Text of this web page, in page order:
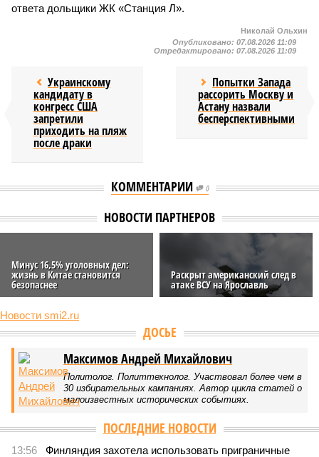
ответа дольщики ЖК «Станция Л».
Николай Ольхин
Опубликовано: 07.08.2026 11:09
Отредактировано: 07.08.2026 11:09
Украинскому
кандидату в
конгресс США
запретили
приходить на пляж
после драки
Попытки Запада
рассорить Москву и
Астану назвали
бесперспективными
КОММЕНТАРИИ 0
НОВОСТИ ПАРТНЕРОВ
Минус 16,5% уголовных дел:
жизнь в Китае становится
безопаснее
Раскрыт американский след в
атаке ВСУ на Ярославль
Новости smi2.ru
ДОСЬЕ
Максимов Андрей Михайлович
Политолог. Политтехнолог. Участвовал более чем в
30 избирательных кампаниях. Автор цикла статей о
малоизвестных исторических событиях.
ПОСЛЕДНИЕ НОВОСТИ
13:56
Финляндия захотела использовать приграничные